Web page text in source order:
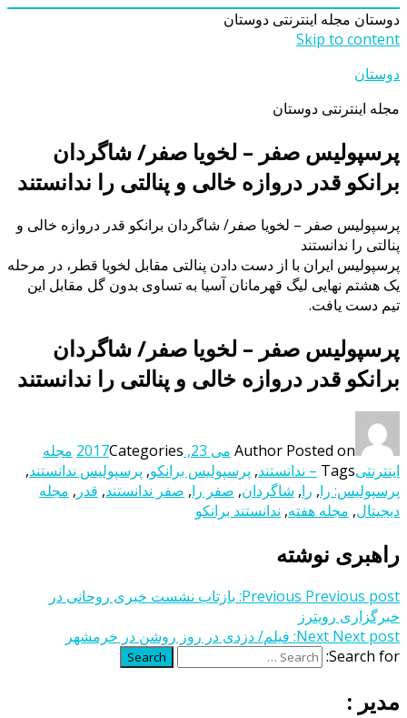
دوستان مجله اینترنتی دوستان
Skip to content
دوستان
مجله اینترنتی دوستان
پرسپولیس صفر – لخویا صفر/ شاگردان
برانکو قدر دروازه خالی و پنالتی را ندانستند
پرسپولیس صفر – لخویا صفر/ شاگردان برانکو قدر دروازه خالی و
پنالتی را ندانستند
پرسپولیس ایران با از دست دادن پنالتی مقابل لخویا قطر، در مرحله
یک هشتم نهایی لیگ قهرمانان آسیا به تساوی بدون گل مقابل این
تیم دست یافت.
پرسپولیس صفر – لخویا صفر/ شاگردان
برانکو قدر دروازه خالی و پنالتی را ندانستند
Author Posted on می 23, 2017 Categories
مجله
اینترنتیTags – ندانستند, پرسپولیس برانکو, پرسپولیس ندانستند,
پرسپولیس: را, را, شاگردان, صفر را, صفر ندانستند, قدر , مجله
دیجیتال, مجله هفته, ندانستند برانکو
راهبری نوشته
Previous Previous post:
بازتاب نشست خبری روحانی در
خبرگزاری رویترز
Next Next post:
فیلم/ دزدی در روز روشن در خرمشهر
Search for:
Search
مدیر :